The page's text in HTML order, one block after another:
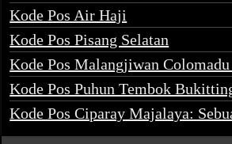
Kode Pos Air Haji
Kode Pos Pisang Selatan
Kode Pos Malangjiwan
Kode Pos Puhun Tembok
Kode Pos Ciparay Majalaya: